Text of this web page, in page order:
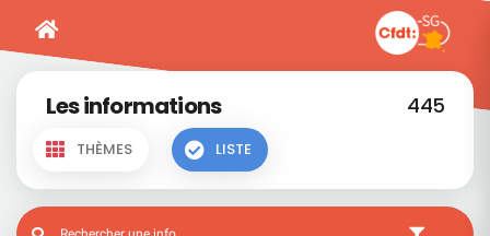
Les informations 445
THÈMES LISTE